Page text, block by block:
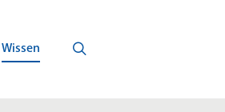
Wissen